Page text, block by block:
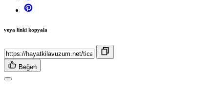
veya linki kopyala
Beğen